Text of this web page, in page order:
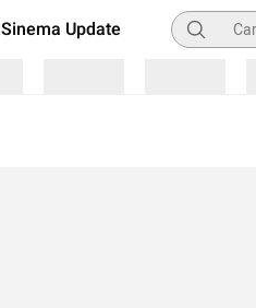
Sinema Update Pencarian